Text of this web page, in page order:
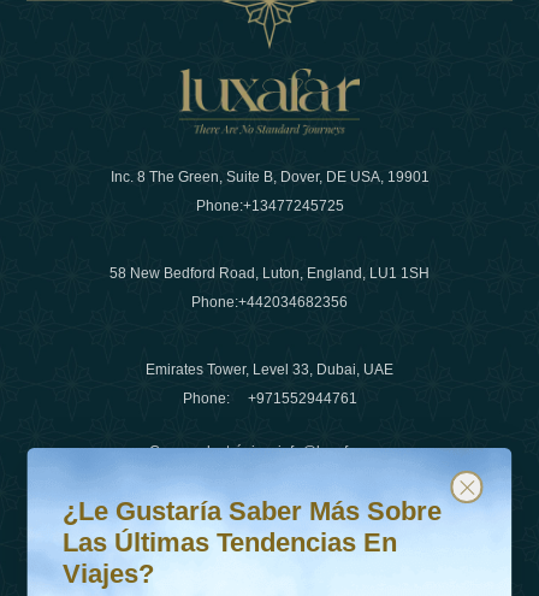
Inc. 8 The Green, Suite B, Dover, DE USA, 19901
Phone:+13477245725
58 New Bedford Road, Luton, England, LU1 1SH
Phone:+442034682356
Emirates Tower, Level 33, Dubai, UAE
Phone: +971552944761
Correo electrónico:info@luxafar.com
Número de WhatsApp
+442034682356
+971552944761
¿Le gustaría saber más sobre las últimas tendencias en
Suscríbete a nuestro boletín y mantente actualizado
¿Le Gustaría Saber Más Sobre
Las Últimas Tendencias En
Viajes?